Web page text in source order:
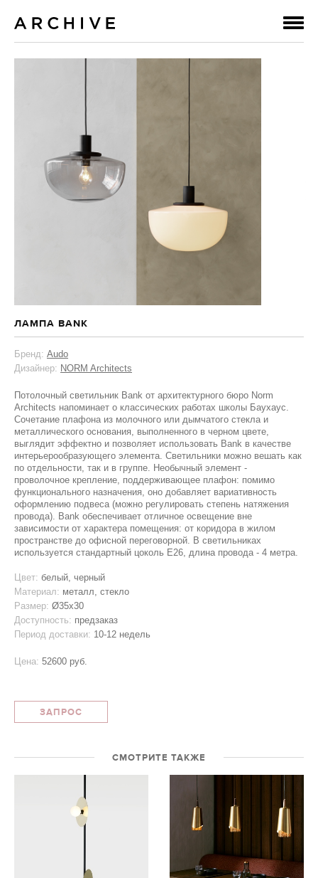
ЛАМПА BANK
Бренд: Audo
Дизайнер: NORM Architects
Потолочный светильник Bank от архитектурного бюро Norm
Architects напоминает о классических работах школы Баухаус.
Сочетание плафона из молочного или дымчатого стекла и
металлического основания, выполненного в черном цвете,
выглядит эффектно и позволяет использовать Bank в качестве
интерьерообразующего элемента. Светильники можно вешать как
по отдельности, так и в группе. Необычный элемент -
проволочное крепление, поддерживающее плафон: помимо
функционального назначения, оно добавляет вариативность
оформлению подвеса (можно регулировать степень натяжения
провода). Bank обеспечивает отличное освещение вне
зависимости от характера помещения: от коридора в жилом
пространстве до офисной переговорной. В светильниках
используется стандартный цоколь Е26, длина провода - 4 метра.
Цвет: белый, черный
Материал: металл, стекло
Размер: Ø35х30
Доступность: предзаказ
Период доставки: 10-12 недель
Цена: 52600 руб.
ЗАПРОС
СМОТРИТЕ ТАКЖЕ